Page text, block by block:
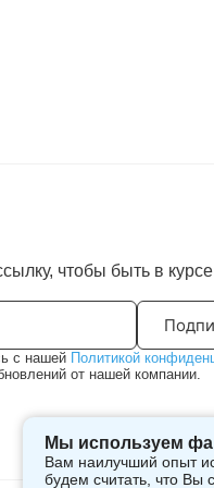
Мы используем
Вам наилучший опыт
будем считать, что Вы
чтобы быть в
с нашей Политикой
от нашей компании.